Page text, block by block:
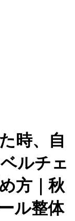
時、自
ルチェ
方｜秋
ル整体